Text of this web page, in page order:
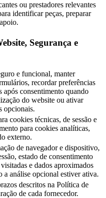
ou prestadores relevantes
identificar peças, preparar
Segurança e
e funcional, manter
recordar preferências
após consentimento quando
do website ou ativar
opcionais.
cookies técnicas, de sessão e
para cookies analíticas,
externo.
de navegador e dispositivo,
estado de consentimento
e dados aproximados
a análise opcional estiver ativa.
descritos na Política de
de cada fornecedor.